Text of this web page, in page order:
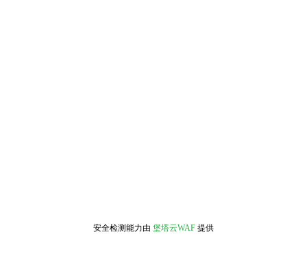
安全检测能力由 堡塔云WAF 提供